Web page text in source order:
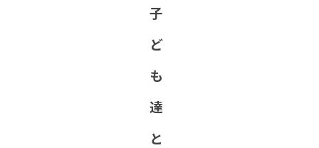
子
ど
も
達
と